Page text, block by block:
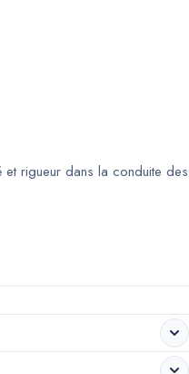
rigueur dans la conduite des